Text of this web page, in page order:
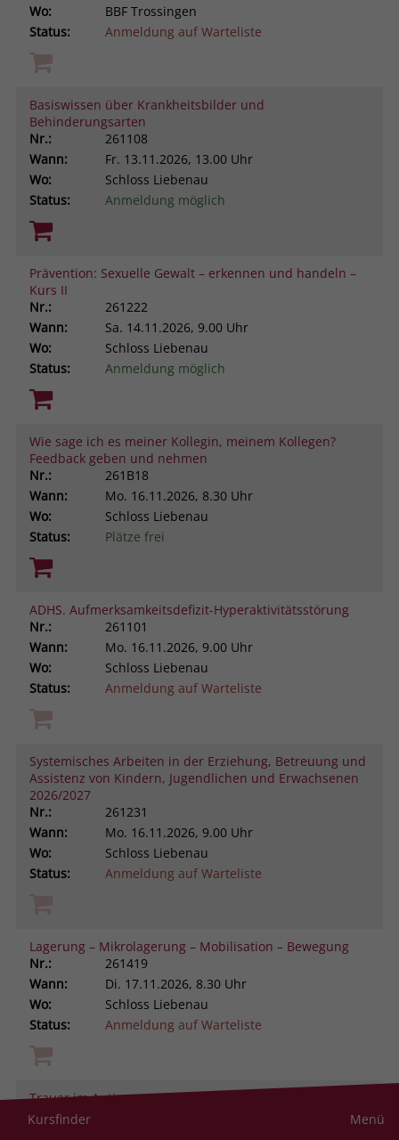
Wo:
BBF Trossingen
Status:
Anmeldung auf Warteliste
Basiswissen über Krankheitsbilder und
Behinderungsarten
Nr.:
261108
Wann:
Fr. 13.11.2026, 13.00 Uhr
Wo:
Schloss Liebenau
Status:
Anmeldung möglich
Prävention: Sexuelle Gewalt – erkennen und handeln –
Kurs II
Nr.:
261222
Wann:
Sa. 14.11.2026, 9.00 Uhr
Wo:
Schloss Liebenau
Status:
Anmeldung möglich
Wie sage ich es meiner Kollegin, meinem Kollegen?
Feedback geben und nehmen
Nr.:
261B18
Wann:
Mo. 16.11.2026, 8.30 Uhr
Wo:
Schloss Liebenau
Status:
Plätze frei
ADHS. Aufmerksamkeitsdefizit-Hyperaktivitätsstörung
Nr.:
261101
Wann:
Mo. 16.11.2026, 9.00 Uhr
Wo:
Schloss Liebenau
Status:
Anmeldung auf Warteliste
Systemisches Arbeiten in der Erziehung, Betreuung und
Assistenz von Kindern, Jugendlichen und Erwachsenen
2026/2027
Nr.:
261231
Wann:
Mo. 16.11.2026, 9.00 Uhr
Wo:
Schloss Liebenau
Status:
Anmeldung auf Warteliste
Lagerung – Mikrolagerung – Mobilisation – Bewegung
Nr.:
261419
Wann:
Di. 17.11.2026, 8.30 Uhr
Wo:
Schloss Liebenau
Status:
Anmeldung auf Warteliste
Trauer im Autismus-Spektrum verstehen und begleiten
Nr.:
Kursfinder Menü